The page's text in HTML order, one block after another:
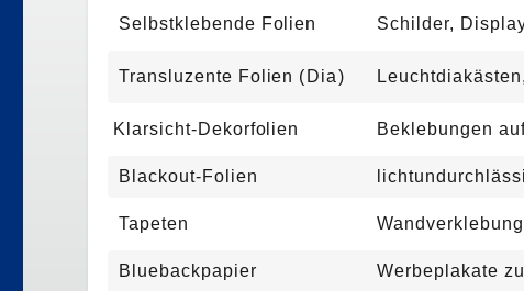
Selbstklebende Folien Schilder,
Transluzente Folien ( Dia)
Klarsicht-Dekorfolien Beklebungen
Blackout-Folien
Tapeten
Bluebackpapier Werbeplakate